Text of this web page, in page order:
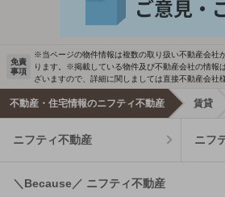
免責
事項
※当ページの物件情報は複数の取り扱い不動産会社
ります。※掲載している物件及び不動産会社の情報
ざいますので、詳細に関しましては直接不動産会社
不動産・住宅情報のニフティ不動産 賃貸
ニフティ不動産 ニフ
＼Because／ ニフティ不動産